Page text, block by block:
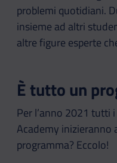
problemi quotidiani.
insieme ad altri
altre figure esperte
È tutto un
Per l’anno 2021 tutti
Academy inizieranno
programma? Eccolo!